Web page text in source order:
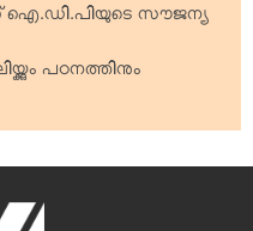
ഐ.ഡി.പിയുടെ സൗജന്യ
പഠനത്തിനും